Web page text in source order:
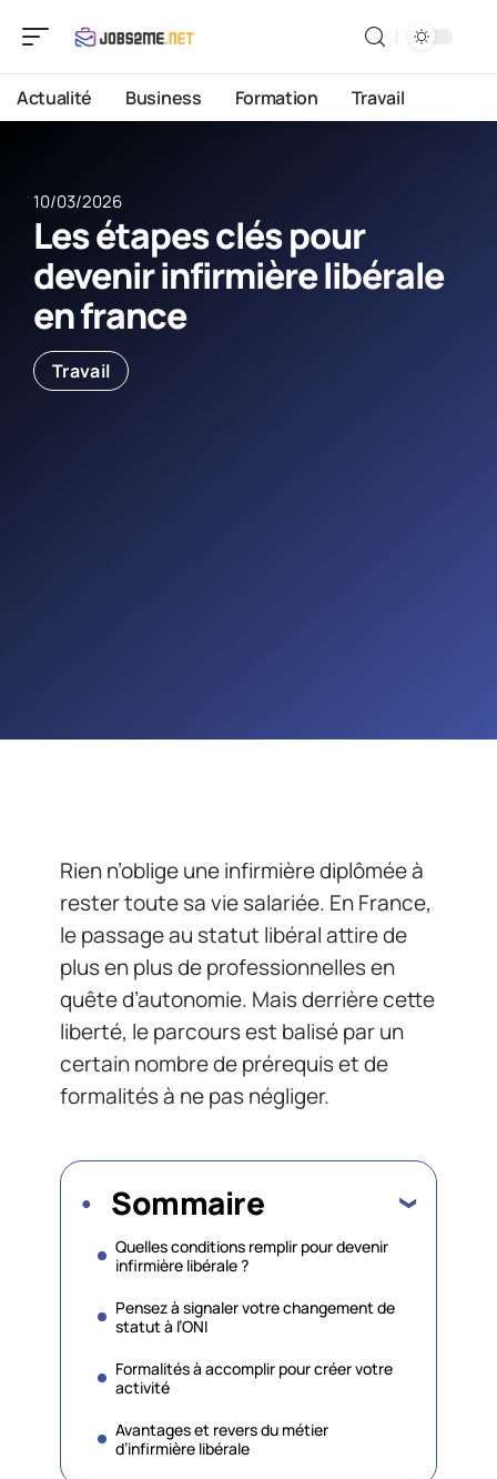
Actualité Business Formation Travail
10/03/2026
Les étapes clés pour
devenir infirmière libérale
en france
Travail
Rien n’oblige une infirmière diplômée à
rester toute sa vie salariée. En France,
le passage au statut libéral attire de
plus en plus de professionnelles en
quête d’autonomie. Mais derrière cette
liberté, le parcours est balisé par un
certain nombre de prérequis et de
formalités à ne pas négliger.
Sommaire
Quelles conditions remplir pour devenir
infirmière libérale ?
Pensez à signaler votre changement de
statut à l’ONI
Formalités à accomplir pour créer votre
activité
Avantages et revers du métier
d’infirmière libérale